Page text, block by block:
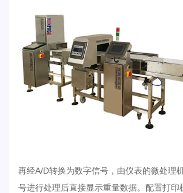
再经A/D转换为数字信号，由仪表的微处理
号进行处理后直接显示重量数据。配置打印